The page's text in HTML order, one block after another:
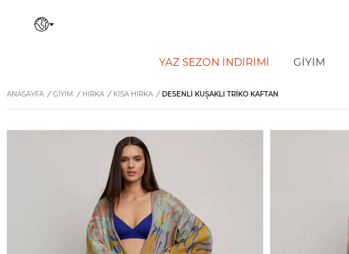
YAZ SEZON İNDIRIMI GİYİM
ANASAYFA / GİYİM / HIRKA / KISA HIRKA / DESENLI KUŞAKLI TRIKO KAFTAN